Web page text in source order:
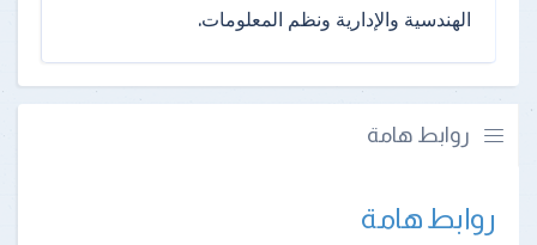
الهندسية والإدارية ونظم المعلومات.
روابط هامة
روابط هامة